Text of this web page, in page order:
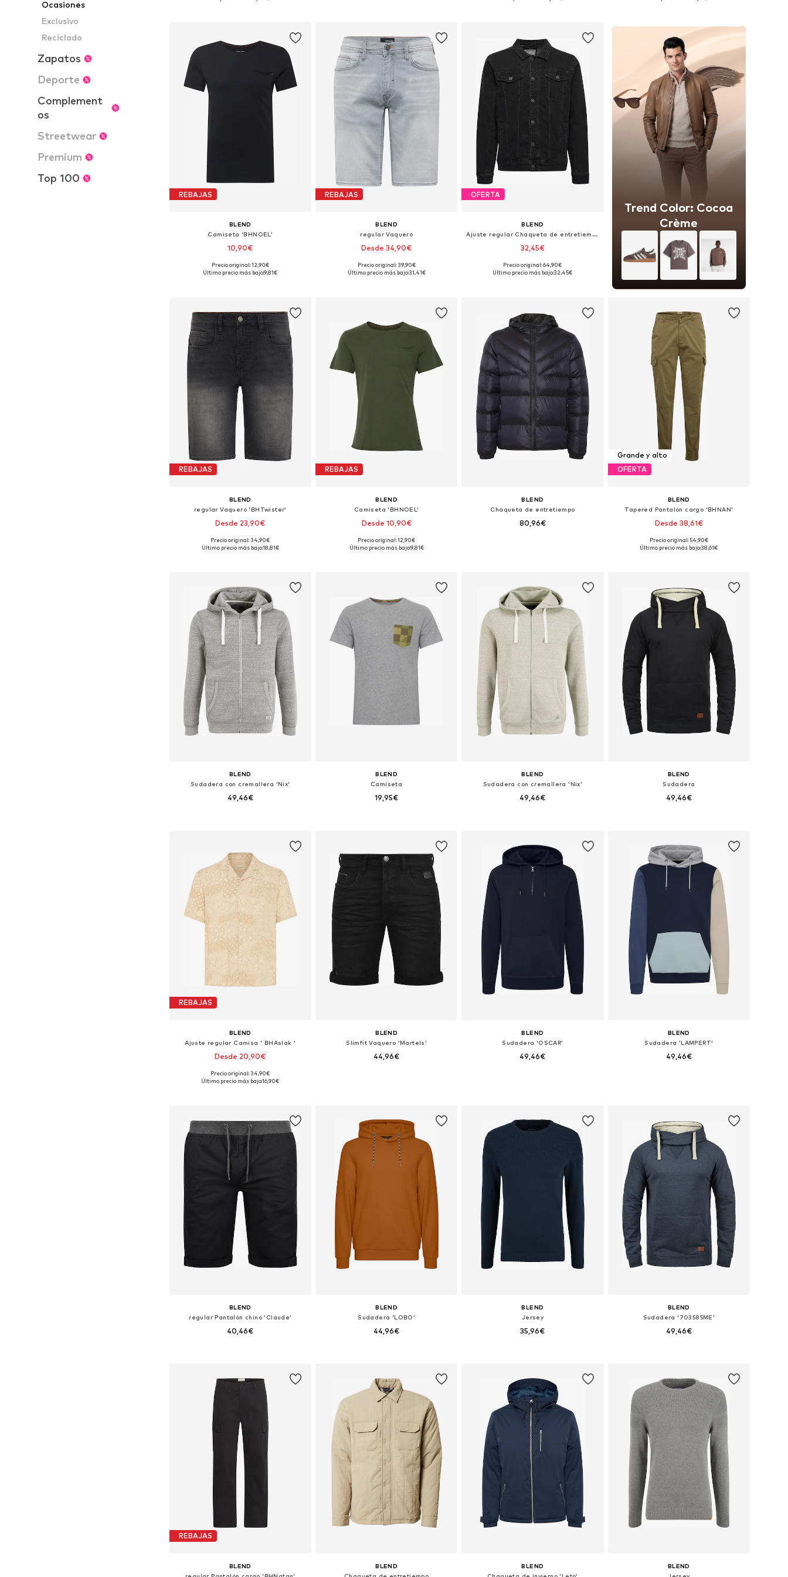
Ocasiones
Exclusivo
Reciclado
Zapatos
Deporte
Complement
os
Streetwear
Premium
Top 100
REBAJAS
BLEND
Camiseta 'BHNOEL'
10,90€
Tallas disponibles: M, L, XL, XXL
Precio original: 12,90€
Último precio más bajo:9,81€
REBAJAS
BLEND
regular Vaquero
Desde 34,90€
+3
Disponible en muchas tallas
Precio original: 39,90€
Último precio más bajo:31,41€
OFERTA
BLEND
Ajuste regular Chaqueta de entretiempo 'BHNARIL'
32,45€
Tallas disponibles: S, M, L, XL, XXL, XXXL
Precio original: 64,90€
Último precio más bajo:32,45€
Trend Color: Cocoa
Crème
REBAJAS
BLEND
regular Vaquero 'BHTwister'
Desde 23,90€
Disponible en muchas tallas
Precio original: 34,90€
Último precio más bajo:18,81€
REBAJAS
BLEND
Camiseta 'BHNOEL'
Desde 10,90€
Tallas disponibles: S, M, L, XXL, XXXL
Precio original: 12,90€
Último precio más bajo:9,81€
BLEND
Chaqueta de entretiempo
80,96€
Grande y alto
OFERTA
BLEND
Tapered Pantalón cargo 'BHNAN'
Desde 38,61€
Disponible en muchas tallas
Precio original: 54,90€
Último precio más bajo:38,61€
BLEND
Sudadera con cremallera 'Nix'
49,46€
BLEND
Camiseta
19,95€
BLEND
Sudadera con cremallera 'Nix'
49,46€
BLEND
Sudadera
49,46€
REBAJAS
BLEND
Ajuste regular Camisa ' BHAslak '
Desde 20,90€
Tallas disponibles: S, M, L, XL, XXL, XXXL
Precio original: 34,90€
Último precio más bajo:16,90€
BLEND
Slimfit Vaquero 'Martels'
44,96€
BLEND
Sudadera 'OSCAR'
49,46€
BLEND
Sudadera 'LAMPERT'
49,46€
BLEND
regular Pantalón chino 'Claude'
40,46€
BLEND
Sudadera 'LOBO'
44,96€
BLEND
Jersey
35,96€
BLEND
Sudadera '703585ME'
49,46€
REBAJAS
BLEND
regular Pantalón cargo 'BHNatan'
BLEND
Chaqueta de entretiempo
BLEND
Chaqueta de invierno 'Leto'
BLEND
Jersey